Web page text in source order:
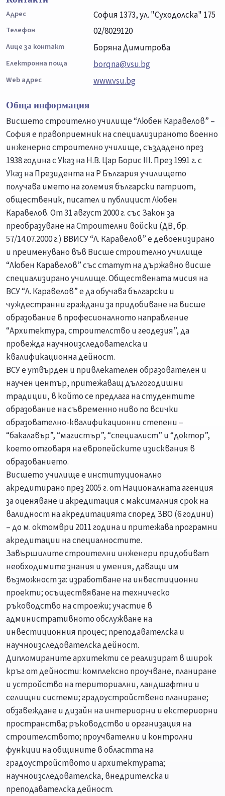
Адрес София 1373, ул. "Суходолска" 175
Телефон 02/8029120
Лице за контакт Боряна Димитрова
Електронна поща borqna@vsu.bg
Web адрес
www.vsu.bg
Обща информация
Висшето строително училище “Любен Каравелов” –
София e правоприемник на специализираното военно
инженерно строително училище, създадено през
1938 година с Указ на Н.В. Цар Борис III. През 1991 г. с
Указ на Президента на Р България училището
получава името на големия български патриот,
общественик, писател и публицист Любен
Каравелов. От 31 август 2000 г. със Закон за
преобразуване на Строителни войски (ДВ, бр.
57/14.07.2000 г.) ВВИСУ “Л. Каравелов” е девоенизирано
и преименувано във Висше строително училище
“Любен Каравелов” със статут на държавно висше
специализирано училище. Обществената мисия на
ВСУ “Л. Каравелов” е да обучава български и
чуждестранни граждани за придобиване на висше
образование в професионалното направление
“Архитектура, строителство и геодезия”, да
провежда научноизследователска и
квалификационна дейност.
ВСУ е утвърден и привлекателен образователен и
научен център, притежаващ дългогодишни
традиции, в който се предлага на студентите
образование на съвременно ниво по всички
образователно-квалификационни степени –
“бакалавър”, “магистър”, “специалист” и “доктор”,
което отговаря на европейските изисквания в
образованието.
Висшето училище е институционално
акредитирано през 2005 г. от Националната агенция
за оценяване и акредитация с максималния срок на
валидност на акредитацията според ЗВО (6 години)
– до м. октомври 2011 година и притежава програмни
акредитации на специалностите.
Завършилите строителни инженери придобиват
необходимите знания и умения, даващи им
възможност за: изработване на инвестиционни
проекти; осъществяване на техническо
ръководство на строежи; участие в
административното обслужване на
инвестиционния процес; преподавателска и
научноизследователска дейност.
Дипломираните архитекти се реализират в широк
кръг от дейности: комплексно проучване, планиране
и устройство на териториални, ландшафтни и
селищни системи; градоустройствено планиране;
обзавеждане и дизайн на интериорни и екстериорни
пространства; ръководство и организация на
строителството; проучвателни и контролни
функции на общините в областта на
градоустройството и архитектурата;
научноизследователска, внедрителска и
преподавателска дейност.